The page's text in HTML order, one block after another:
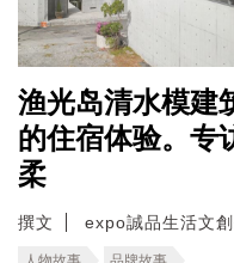
渔光岛清水模建
的住宿体验。
柔
撰文 expo誠品生活文